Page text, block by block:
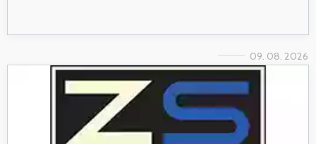
09. 08. 2026